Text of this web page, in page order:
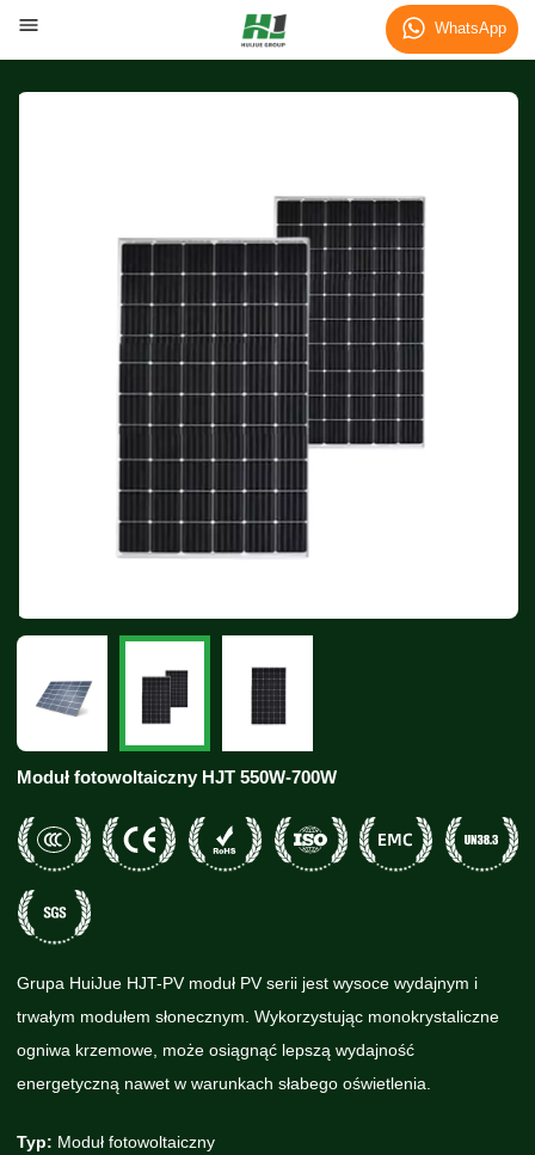
WhatsApp
Moduł fotowoltaiczny HJT 550W-700W
Grupa HuiJue HJT-PV moduł PV serii jest wysoce wydajnym i
trwałym modułem słonecznym. Wykorzystując monokrystaliczne
ogniwa krzemowe, może osiągnąć lepszą wydajność
energetyczną nawet w warunkach słabego oświetlenia.
Typ: Moduł fotowoltaiczny